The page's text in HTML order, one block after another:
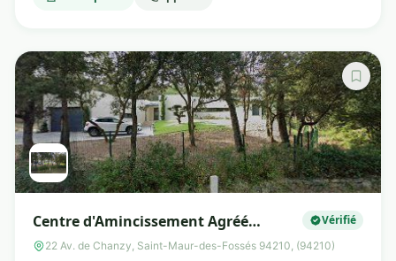
Centre d'Amincissement Agréé
Méthode Laurand
Vérifié
22 Av. de Chanzy, Saint-Maur-des-Fossés 94210, (94210)